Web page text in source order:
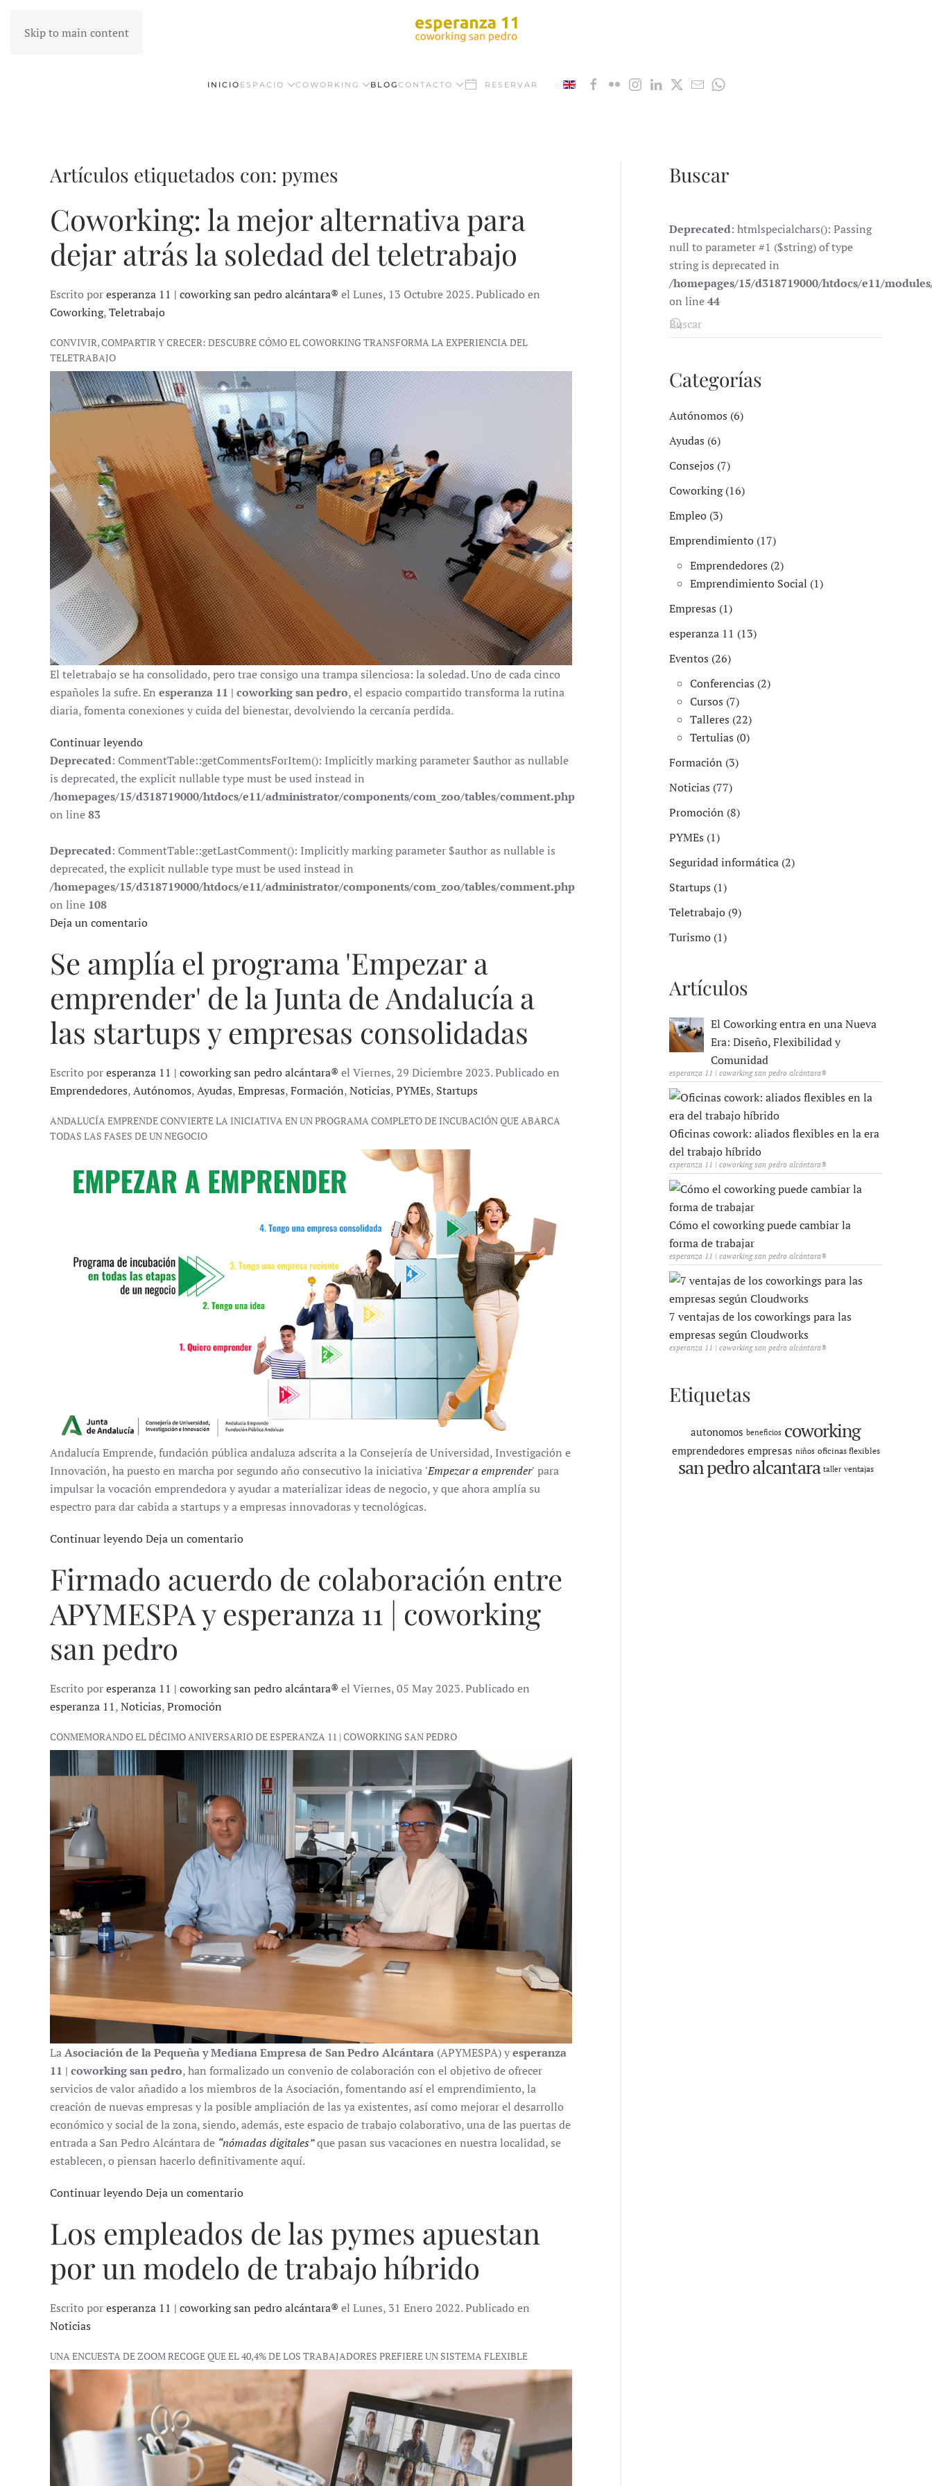
Skip to main content
INICIO ESPACIO COWORKING BLOGCONTACTO RESERVAR
Artículos etiquetados con: pymes
Coworking: la mejor alternativa para
dejar atrás la soledad del teletrabajo
Escrito poresperanza 11 | coworking san pedro alcántara® el Lunes, 13 Octubre 2025. Publicado en
Coworking,Teletrabajo
CONVIVIR, COMPARTIR Y CRECER: DESCUBRE CÓMO EL COWORKING TRANSFORMA LA EXPERIENCIA DEL
TELETRABAJO
El teletrabajo se ha consolidado, pero trae consigo una trampa silenciosa: la soledad. Uno de cada cinco
españoles la sufre. En esperanza 11 | coworking san pedro, el espacio compartido transforma la rutina
diaria, fomenta conexiones y cuida del bienestar, devolviendo la cercanía perdida.
Continuar leyendo
Deprecated: CommentTable::getCommentsForItem(): Implicitly marking parameter $author as nullable
is deprecated, the explicit nullable type must be used instead in
/homepages/15/d318719000/htdocs/e11/administrator/components/com_zoo/tables/comment.php
on line83
Deprecated: CommentTable::getLastComment(): Implicitly marking parameter $author as nullable is
deprecated, the explicit nullable type must be used instead in
/homepages/15/d318719000/htdocs/e11/administrator/components/com_zoo/tables/comment.php
on line 108
Deja un comentario
Se amplía el programa 'Empezar a
emprender' de la Junta de Andalucía a
las startups y empresas consolidadas
Escrito poresperanza 11 | coworking san pedro alcántara® el Viernes, 29 Diciembre 2023. Publicado en
Emprendedores,Autónomos,Ayudas,Empresas,Formación,Noticias,PYMEs, Startups
ANDALUCÍA EMPRENDE CONVIERTE LA INICIATIVA EN UN PROGRAMA COMPLETO DE INCUBACIÓN QUE ABARCA
TODAS LAS FASES DE UN NEGOCIO
Andalucía Emprende, fundación pública andaluza adscrita a la Consejería de Universidad, Investigación e
Innovación, ha puesto en marcha por segundo año consecutivo la iniciativa 'Empezar a emprender' para
impulsar la vocación emprendedora y ayudar a materializar ideas de negocio, y que ahora amplía su
espectro para dar cabida a startups y a empresas innovadoras y tecnológicas.
Continuar leyendoDeja un comentario
Firmado acuerdo de colaboración entre
APYMESPA y esperanza 11 | coworking
san pedro
Escrito poresperanza 11 | coworking san pedro alcántara® el Viernes, 05 May 2023. Publicado en
esperanza 11,Noticias,Promoción
CONMEMORANDO EL DÉCIMO ANIVERSARIO DE ESPERANZA 11 | COWORKING SAN PEDRO
LaAsociación de la Pequeña y Mediana Empresa de San Pedro Alcántara (APYMESPA) yesperanza
11 | coworking san pedro, han formalizado un convenio de colaboración con el objetivo de ofrecer
servicios de valor añadido a los miembros de la Asociación, fomentando así el emprendimiento, la
creación de nuevas empresas y la posible ampliación de las ya existentes, así como mejorar el desarrollo
económico y social de la zona, siendo, además, este espacio de trabajo colaborativo, una de las puertas de
entrada a San Pedro Alcántara de “nómadas digitales”que pasan sus vacaciones en nuestra localidad, se
establecen, o piensan hacerlo definitivamente aquí.
Continuar leyendoDeja un comentario
Los empleados de las pymes apuestan
por un modelo de trabajo híbrido
Escrito poresperanza 11 | coworking san pedro alcántara® el Lunes, 31 Enero 2022. Publicado en
Noticias
UNA ENCUESTA DE ZOOM RECOGE QUE EL 40,4% DE LOS TRABAJADORES PREFIERE UN SISTEMA FLEXIBLE
Buscar
Deprecated: htmlspecialchars(): Passing
null to parameter #1 ($string) of type
string is deprecated in
/homepages/15/d318719000/htdocs/e11/
on line44
Categorías
Autónomos (6)
Ayudas (6)
Consejos (7)
Coworking (16)
Empleo (3)
Emprendimiento (17)
Emprendedores (2)
Emprendimiento Social (1)
Empresas (1)
esperanza 11 (13)
Eventos (26)
Conferencias (2)
Cursos (7)
Talleres (22)
Tertulias (0)
Formación (3)
Noticias (77)
Promoción (8)
PYMEs (1)
Seguridad informática (2)
Startups (1)
Teletrabajo (9)
Turismo (1)
Artículos
El Coworking entra en una Nueva
Era: Diseño, Flexibilidad y
Comunidad
esperanza 11 | coworking san pedro alcántara®
Oficinas cowork: aliados flexibles en la era
del trabajo híbrido
esperanza 11 | coworking san pedro alcántara®
Cómo el coworking puede cambiar la
forma de trabajar
esperanza 11 | coworking san pedro alcántara®
7 ventajas de los coworkings para las
empresas según Cloudworks
esperanza 11 | coworking san pedro alcántara®
Etiquetas
autonomos beneficios coworking
emprendedores empresas niños oficinas flexibles
san pedro alcantara taller ventajas